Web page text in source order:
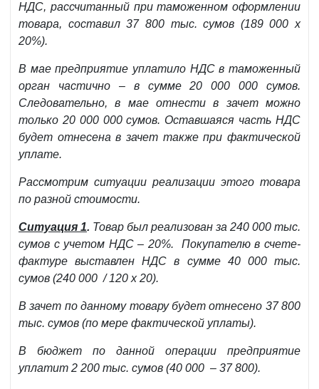
НДС, рассчитанный при таможенном оформлении
товара, составил 37 800 тыс. сумов (189 000 х
20%).
В мае предприятие уплатило НДС в таможенный
орган частично – в сумме 20 000 000 сумов.
Следовательно, в мае отнести в зачет можно
только 20 000 000 сумов. Оставшаяся часть НДС
будет отнесена в зачет также при фактической
уплате.
Рассмотрим ситуации реализации этого товара
по разной стоимости.
Ситуация 1. Товар был реализован за 240 000 тыс.
сумов с учетом НДС – 20%. Покупателю в счете-
фактуре выставлен НДС в сумме 40 000 тыс.
сумов (240 000 / 120 х 20).
В зачет по данному товару будет отнесено 37 800
тыс. сумов (по мере фактической уплаты).
В бюджет по данной операции предприятие
уплатит 2 200 тыс. сумов (40 000 – 37 800).